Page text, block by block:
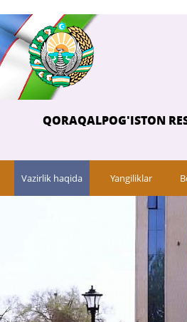
QORAQALPOG'ISTON
Vazirlik haqida Yangiliklar